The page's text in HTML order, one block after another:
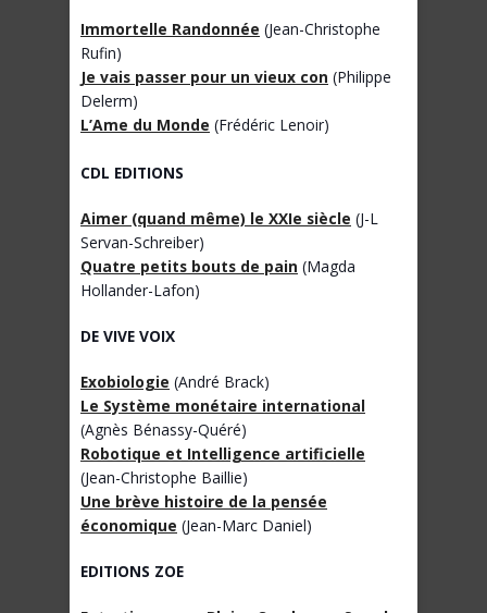
Immortelle Randonnée (Jean-Christophe
Rufin)
Je vais passer pour un vieux con (Philippe
Delerm)
L’Ame du Monde (Frédéric Lenoir)
CDL EDITIONS
Aimer (quand même) le XXIe siècle (J-L
Servan-Schreiber)
Quatre petits bouts de pain (Magda
Hollander-Lafon)
DE VIVE VOIX
Exobiologie (André Brack)
Le Système monétaire international
(Agnès Bénassy-Quéré)
Robotique et Intelligence artificielle
(Jean-Christophe Baillie)
Une brève histoire de la pensée
économique (Jean-Marc Daniel)
EDITIONS ZOE